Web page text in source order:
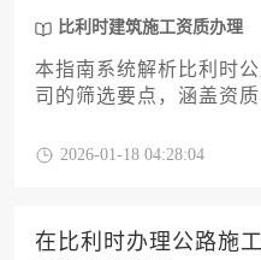
比利时建筑施工资质办理
本指南系统解析比利时
司的筛选要点，涵盖资
要求，为工程企业提供
2026-01-18 04:28:04
在比利时办理公路施